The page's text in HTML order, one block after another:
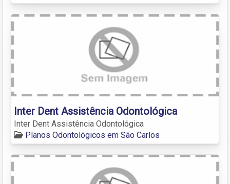
Inter Dent Assistência Odontológica
Inter Dent Assistência Odontológica
Planos Odontológicos em São Carlos